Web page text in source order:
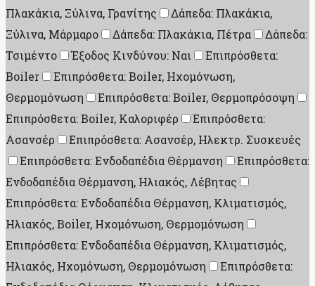
Πλακάκια, Ξύλινα, Γρανίτης
Δάπεδα: Πλακάκια,
Ξύλινα, Μάρμαρο
Δάπεδα: Πλακάκια, Πέτρα
Δάπεδα:
Τσιμέντο
Έξοδος Κινδύνου: Ναι
Επιπρόσθετα:
Boiler
Επιπρόσθετα: Boiler, Ηχομόνωση,
Θερμομόνωση
Επιπρόσθετα: Boiler, Θερμοπρόσοψη
Επιπρόσθετα: Boiler, Καλοριφέρ
Επιπρόσθετα:
Ασανσέρ
Επιπρόσθετα: Ασανσέρ, Ηλεκτρ. Συσκευές
Επιπρόσθετα: Ενδοδαπέδια Θέρμανση
Επιπρόσθετα:
Ενδοδαπέδια Θέρμανση, Ηλιακός, Λέβητας
Επιπρόσθετα: Ενδοδαπέδια Θέρμανση, Κλιματισμός,
Ηλιακός, Boiler, Ηχομόνωση, Θερμομόνωση
Επιπρόσθετα: Ενδοδαπέδια Θέρμανση, Κλιματισμός,
Ηλιακός, Ηχομόνωση, Θερμομόνωση
Επιπρόσθετα: